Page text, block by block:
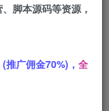
，可保存购买订单
脚本源码等资源，
推广佣金70%)， 全